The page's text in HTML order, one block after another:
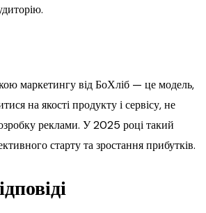
маркетингу від БоХліб — це модель,
на якості продукту і сервісу, не
реклами. У 2025 році такий
старту та зростання прибутків.